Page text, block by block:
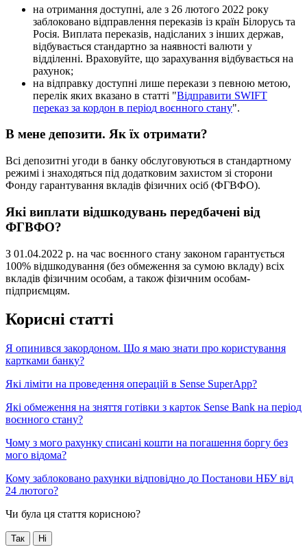
на отримання доступні, але з 26 лютого 2022 року
заблоковано відправлення переказів із країн Білорусь та
Росія. Виплата переказів, надісланих з інших держав,
відбувається стандартно за наявності валюти у
відділенні. Враховуйте, що зарахування відбувається на
рахунок;
на відправку доступні лише перекази з певною метою,
перелік яких вказано в статті "Відправити SWIFT
переказ за кордон в період воєнного стану".
В мене депозити. Як їх отримати?
Всі депозитні угоди в банку обслуговуються в стандартному
режимі і знаходяться під додатковим захистом зі сторони
Фонду гарантування вкладів фізичних осіб (ФГВФО).
Які виплати відшкодувань передбачені від
ФГВФО?
З 01 .04.2022 р. на час воєнного стану законом гарантується
100% відшкодування (без обмеження за сумою вкладу) всіх
вкладів фізичним особам, а також фізичним особам-
підприємцям.
Корисні статті
Я опинився закордоном. Що я маю знати про користування
картками банку?
Які ліміти на проведення операцій в Sense SuperApp?
Які обмеження на зняття готівки з карток Sense Bank на період
воєнного стану?
Чому з мого рахунку списані кошти на погашення боргу без
мого відома?
Кому заблоковано рахунки відповідно до Постанови НБУ від
24 лютого?
Чи була ця стаття корисною?
Так Ні